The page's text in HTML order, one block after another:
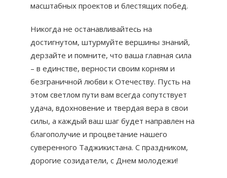
масштабных проектов и блестящих побед.
Никогда не останавливайтесь на
достигнутом, штурмуйте вершины знаний,
дерзайте и помните, что ваша главная сила
– в единстве, верности своим корням и
безграничной любви к Отечеству. Пусть на
этом светлом пути вам всегда сопутствует
удача, вдохновение и твердая вера в свои
силы, а каждый ваш шаг будет направлен на
благополучие и процветание нашего
суверенного Таджикистана. С праздником,
дорогие созидатели, с Днем молодежи!